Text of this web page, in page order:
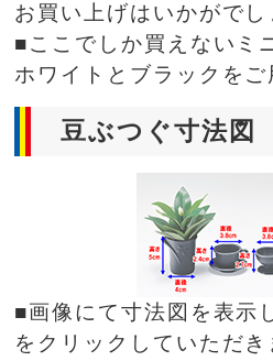
お買い上げはいかがでし
■ここでしか買えないミ
ホワイトとブラックをご
豆ぶつぐ寸法図
■画像にて寸法図を表示
をクリックしていただ